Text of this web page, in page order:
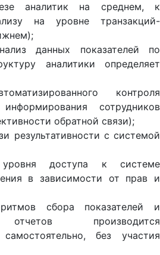
аналитик на среднем, к
на уровне транзакций-
данных показателей по
аналитики определяет
контроля
сотрудников
обратной связи);
результативности с системой
уровня доступа к системе
в зависимости от прав и
сбора показателей и
производится
самостоятельно, без участия